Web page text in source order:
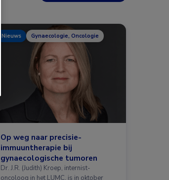
Nieuws Gynaecologie, Oncologie
Op weg naar precisie-
immuuntherapie bij
gynaecologische tumoren
Dr. J.R. (Judith) Kroep, internist-
oncoloog in het LUMC, is in oktober